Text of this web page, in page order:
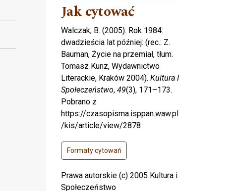
Jak cytować
Walczak, B. (2005). Rok 1984:
dwadzieścia lat później: (rec.: Z.
Bauman, Życie na przemiał, tłum.
Tomasz Kunz, Wydawnictwo
Literackie, Kraków 2004). Kultura I
Społeczeństwo, 49(3), 171–173.
Pobrano z
https://czasopisma.isppan.waw.pl
/kis/article/view/2878
Formaty cytowań
Prawa autorskie (c) 2005 Kultura i
Społeczeństwo